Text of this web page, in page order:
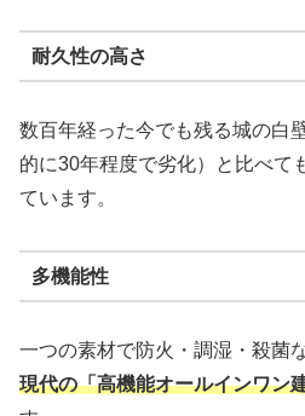
耐久性の高さ
数百年経った今でも残る城の白
的に30年程度で劣化）と比べて
ています。
多機能性
一つの素材で防火・調湿・殺菌
現代の「高機能オールインワン